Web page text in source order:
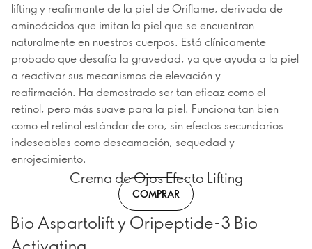
lifting y reafirmante de la piel de Oriflame, derivada de
aminoácidos que imitan la piel que se encuentran
naturalmente en nuestros cuerpos. Está clínicamente
probado que desafía la gravedad, ya que ayuda a la piel
a reactivar sus mecanismos de elevación y
reafirmación. Ha demostrado ser tan eficaz como el
retinol, pero más suave para la piel. Funciona tan bien
como el retinol estándar de oro, sin efectos secundarios
indeseables como descamación, sequedad y
enrojecimiento.
Crema de Ojos Efecto Lifting
COMPRAR
Bio Aspartolift y Oripeptide-3 Bio